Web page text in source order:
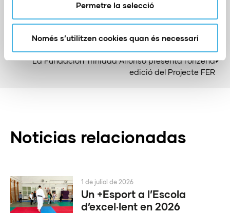
Permetre la selecció
Només s’utilitzen cookies quan és necessari
Rodríguez, Arensman i Girmay desafien als ‘galls’ de
l’escamot internacional a València
La Fundación Trinidad Alfonso presenta l’onzena
edició del Projecte FER
Noticias relacionadas
Un +Esport a l’Escola
d’excel·lent en 2026
1 de juliol de 2026